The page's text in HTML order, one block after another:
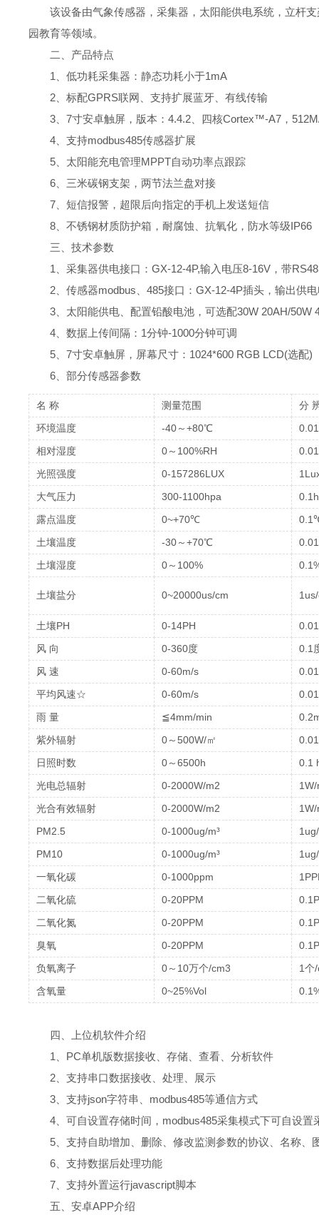
该设备由气象传感器，采集器，太阳能供电系统，立杆
园教育等领域。
二、产品特点
1、低功耗采集器：静态功耗小于1mA
2、标配GPRS联网、支持扩展蓝牙、有线传输
3、7寸安卓触屏，版本：4.4.2、四核Cortex™-A7，
4、支持modbus485传感器扩展
5、太阳能充电管理MPPT自动功率点跟踪
6、三米碳钢支架，两节法兰盘对接
7、短信报警，超限后向指定的手机上发送短信
8、不锈钢材质防护箱，耐腐蚀、抗氧化，防水等级IP66
三、技术参数
1、采集器供电接口：GX-12-4P,输入电压8-16V，带
2、传感器modbus、485接口：GX-12-4P插头，输出供
3、太阳能供电、配置铅酸电池，可选配30W 20AH/
4、数据上传间隔：1分钟-1000分钟可调
5、7寸安卓触屏，屏幕尺寸：1024*600 RGB LCD(选配)
6、部分传感器参数
名 称 测量范围
分
环境温度
-40～+80℃
相对湿度
0～100%RH
光照强度
0-157286LUX
大气压力
300-1100hpa
露点温度
0~+70℃
土壤温度
-30～+70℃
土壤湿度
0～100%
土壤盐分 0~20000us/cm
土壤PH 0-14PH
0.01
风 向
0-360度
0.1
风 速
0-60m/s
平均风速☆
0-60m/s
雨 量
≦4mm/min
紫外辐射
0～500W/㎡
日照时数
0～6500h
0.1
光电总辐射
0-2000W/m2
光合有效辐射
0-2000W/m2
PM2.5
0-1000ug/m³
PM10
0-1000ug/m³
一氧化碳
0-1000ppm
二氧化硫
0-20PPM
二氧化氮
0-20PPM
臭氧
0-20PPM
负氧离子
0～10万个/cm3
1个
含氧量
0~25%Vol
四、上位机软件介绍
1、PC单机版数据接收、存储、查看、分析软件
2、支持串口数据接收、处理、展示
3、支持json字符串、modbus485等通信方式
4、可自设置存储时间，modbus485采集模式下可自设置
5、支持自助增加、删除、修改监测参数的协议、名称、
6、支持数据后处理功能
7、支持外置运行javascript脚本
五、安卓APP介绍